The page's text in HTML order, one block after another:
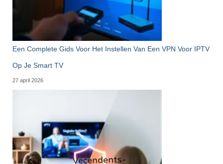
Een Complete Gids Voor Het Instellen Van Een VPN Voor IPTV
Op Je Smart TV
27 april 2026